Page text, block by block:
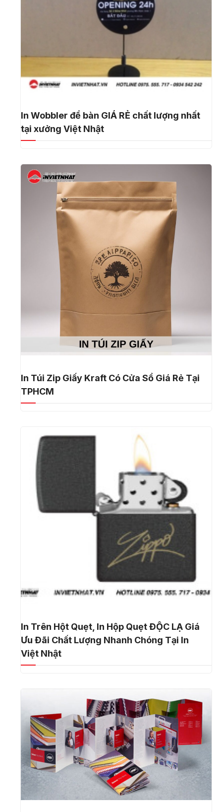
In Wobbler để bàn GIÁ RẺ chất lượng nhất
tại xưởng Việt Nhật
In Túi Zip Giấy Kraft Có Cửa Sổ Giá Rẻ Tại
TPHCM
In Trên Hột Quẹt, In Hộp Quẹt ĐỘC LẠ Giá
Ưu Đãi Chất Lượng Nhanh Chóng Tại In
Việt Nhật